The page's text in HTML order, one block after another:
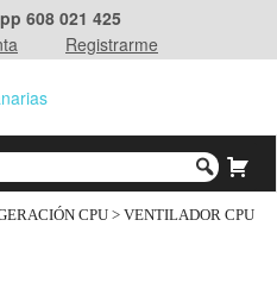
608 021 425
Registrarme
CPU > VENTILADOR CPU